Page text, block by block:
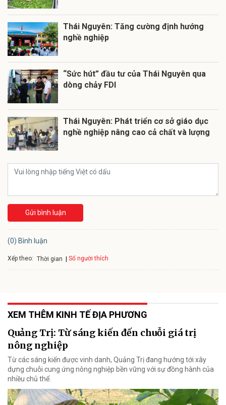
Thái Nguyên: Tăng cường định hướng
nghề nghiệp
“Sức hút” đầu tư của Thái Nguyên qua
dòng chảy FDI
Thái Nguyên: Phát triển cơ sở giáo dục
nghề nghiệp nâng cao cả chất và lượng
Gửi bình luận
(0) Bình luận
Xếp theo: Thời gian Số người thích
XEM THÊM KINH TẾ ĐỊA PHƯƠNG
Quảng Trị: Từ sáng kiến đến chuỗi giá trị
nông nghiệp
Từ các sáng kiến được vinh danh, Quảng Trị đang hướng tới xây
dựng chuỗi cung ứng nông nghiệp bền vững với sự đồng hành của
nhiều chủ thể.